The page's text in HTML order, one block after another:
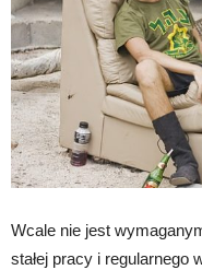
Wcale nie jest
stałej pracy i regularnego